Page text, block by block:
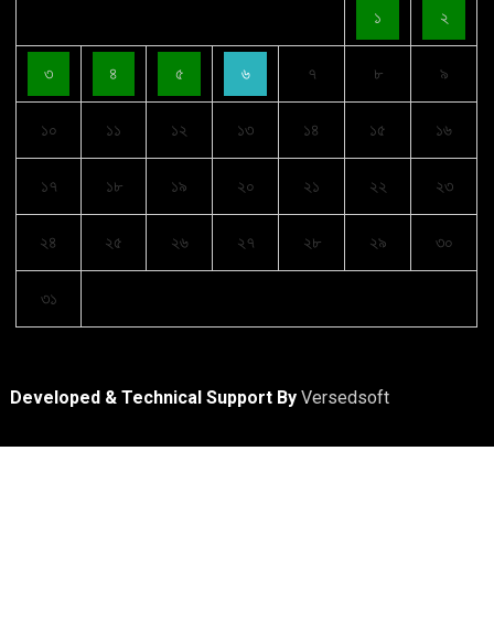
১ ২
৩ ৪ ৫ ৬ ৭ ৮ ৯
১০ ১১ ১২ ১৩ ১৪ ১৫ ১৬
১৭ ১৮ ১৯ ২০ ২১ ২২ ২৩
২৪ ২৫ ২৬ ২৭ ২৮ ২৯ ৩০
৩১
Developed & Technical Support ByVersedsoft